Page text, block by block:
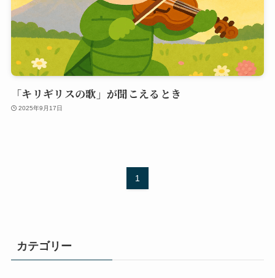
「キリギリスの歌」が聞こえるとき
2025年9月17日
1
カテゴリー